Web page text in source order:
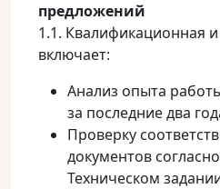
предложений
1.1. Квалификационная
включает:
Анализ опыта
за последние два
Проверку
документов
Техническом